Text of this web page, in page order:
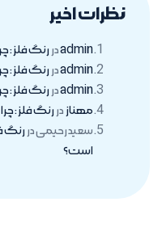
نظرات اخیر
adminدررنگ فلز :
adminدررنگ فلز :
adminدررنگ فلز :
مهنازدررنگ فلز :
سعید رحیمیدررنگ
است؟